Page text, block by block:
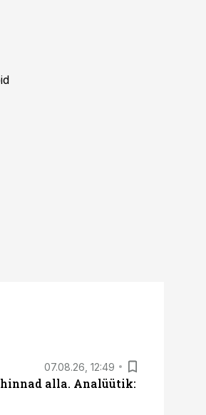
07.08.26, 12:49
alla. Analüütik: